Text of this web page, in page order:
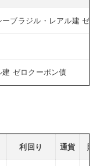
ブラジル・レアル建 ゼ
ゼロクーポン債
利回り 通貨 販